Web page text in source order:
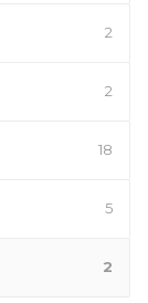
2
2
18
5
2